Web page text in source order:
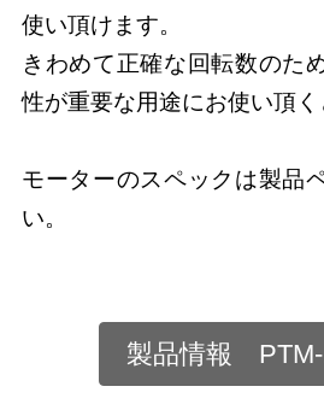
使い頂けます。
きわめて正確な回転数のた
性が重要な用途にお使い頂く
モーターのスペックは製品
い。
製品情報 PTM-